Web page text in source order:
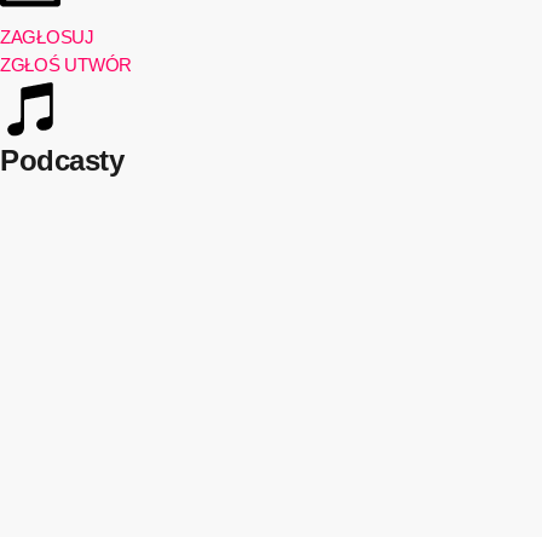
ZAGŁOSUJ
ZGŁOŚ UTWÓR
Podcasty